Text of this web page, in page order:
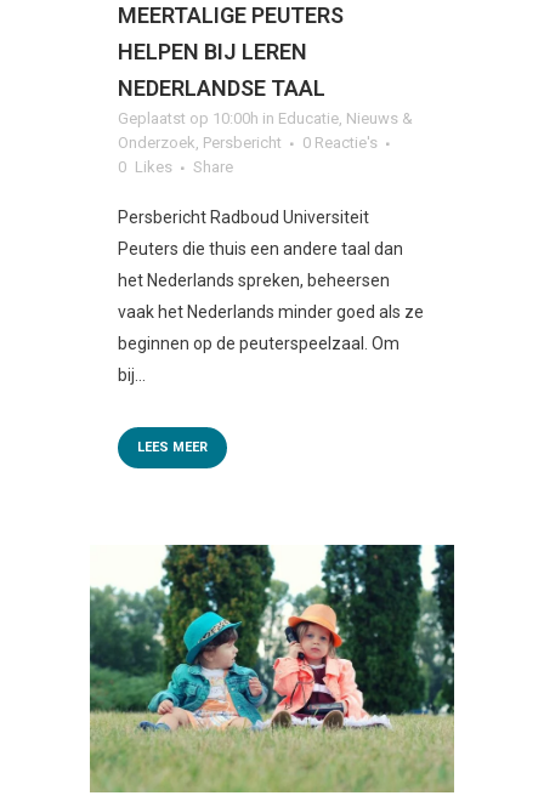
MEERTALIGE PEUTERS
HELPEN BIJ LEREN
NEDERLANDSE TAAL
Geplaatst op 10:00h in Educatie Nieuws &
Onderzoek Persbericht
0 Reactie's
0 Likes Share
Persbericht Radboud Universiteit
Peuters die thuis een andere taal dan
het Nederlands spreken, beheersen
vaak het Nederlands minder goed als ze
beginnen op de peuterspeelzaal. Om
bij...
LEES MEER